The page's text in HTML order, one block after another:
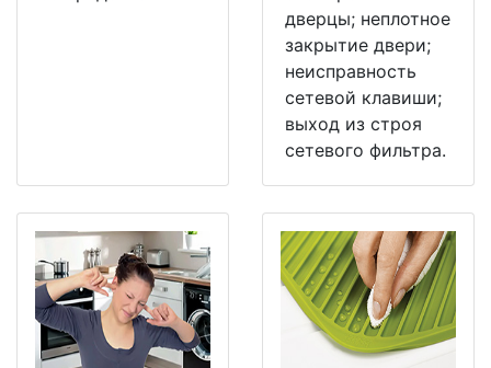
дверцы; неплотное
закрытие двери;
неисправность
сетевой клавиши;
выход из строя
сетевого фильтра.